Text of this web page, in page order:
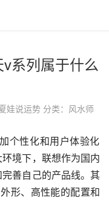
系列属于什么
娃说运势 分类： 风水师
境下，联想作为国内
善自己的产品线。其
形、高性能的配置和